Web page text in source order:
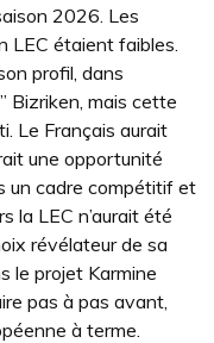
2026. Les
LEC étaient faibles.
profil, dans
Bizriken, mais cette
Le Français aurait
une opportunité
un cadre compétitif et
la LEC n’aurait été
révélateur de sa
le projet Karmine
pas à pas avant,
à terme.